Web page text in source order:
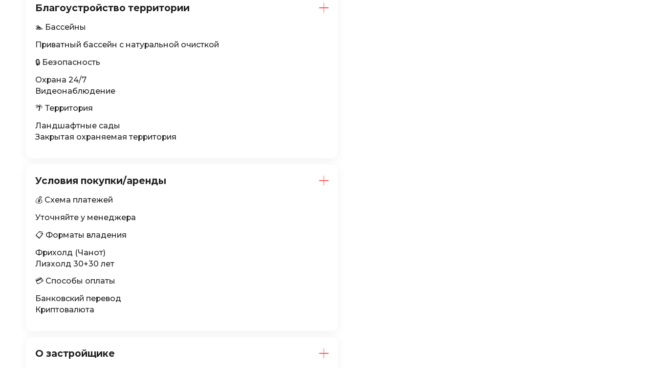
Благоустройство территории
🏊 Бассейны
Приватный бассейн с натуральной очисткой
🔒 Безопасность
Охрана 24/7
Видеонаблюдение
🌴 Территория
Ландшафтные сады
Закрытая охраняемая территория
Условия покупки/аренды
💰 Схема платежей
Уточняйте у менеджера
📋 Форматы владения
Фрихолд (Чанот)
Лизхолд 30+30 лет
💳 Способы оплаты
Банковский перевод
Криптовалюта
О застройщике